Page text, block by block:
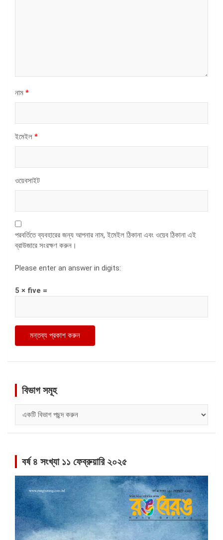
নাম *
ইমেইল *
ওয়েবসাইট
পরবর্তিতে ব্যবহারের জন্য আপনার নাম, ইমেইল ঠিকানা এবং ওয়েব ঠিকানা এই
ব্রাউজারে সংরক্ষণ করুন।
Please enter an answer in digits:
5 × five =
বিভাগ সমূহ
সমূহ
বর্ষ ৪ সংখ্যা ১১ ফেব্রুয়ারি ২০২৫